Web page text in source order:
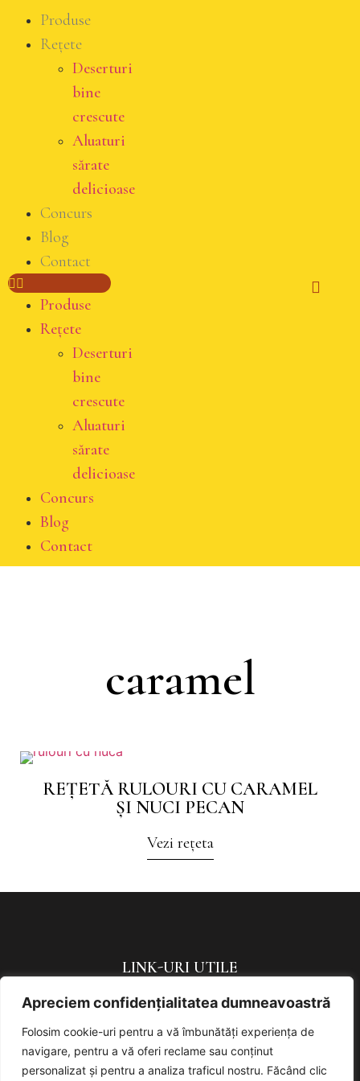
Apreciem confidențialitatea dumneavoastră
Folosim cookie-uri pentru a vă îmbunătăți experiența de
navigare, pentru a vă oferi reclame sau conținut
personalizat și pentru a analiza traficul nostru. Făcând clic
Produse
Rețete
Deserturi
bine
crescute
Aluaturi
sărate
delicioase
Concurs
Blog
Contact
Produse
Rețete
Deserturi
bine
crescute
Aluaturi
sărate
delicioase
Concurs
Blog
Contact
caramel
REȚETĂ RULOURI CU CARAMEL
ȘI NUCI PECAN
Vezi rețeta
LINK-URI UTILE
Politica de confidențialitate
Politică de cookies
URMAREȘTE-NE